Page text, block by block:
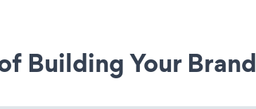
Building Your Brand